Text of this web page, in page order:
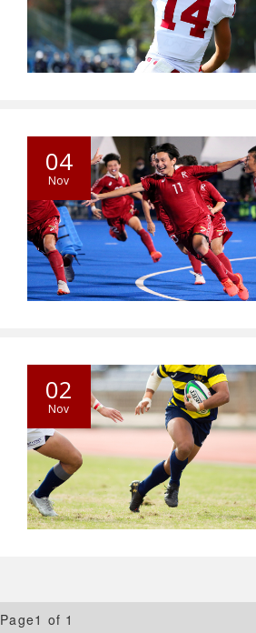
04
Nov
02
Nov
Page1 of 1